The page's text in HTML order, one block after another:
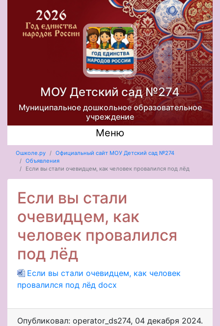
МОУ Детский сад №274
Муниципальное дошкольное образовательное
учреждение
Меню
Ошколе.ру
Официальный сайт МОУ Детский сад №274
Объявления
Если вы стали очевидцем, как человек провалился под лёд
Если вы стали
очевидцем, как
человек провалился
под лёд
Если вы стали очевидцем, как человек
провалился под лёд docx
Опубликовал: operator_ds274, 04 декабря 2024.